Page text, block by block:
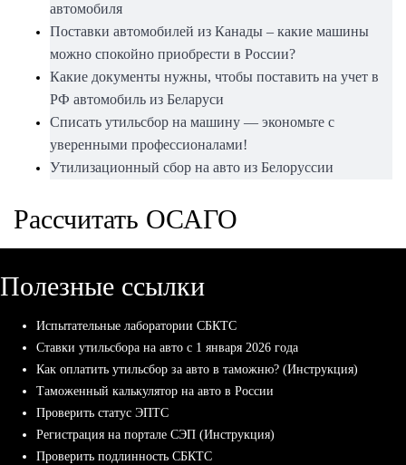
автомобиля
Поставки автомобилей из Канады – какие машины
можно спокойно приобрести в России?
Какие документы нужны, чтобы поставить на учет в
РФ автомобиль из Беларуси
Списать утильсбор на машину — экономьте с
уверенными профессионалами!
Утилизационный сбор на авто из Белоруссии
Рассчитать ОСАГО
Полезные ссылки
Испытательные лаборатории СБКТС
Ставки утильсбора на авто с 1 января 2026 года
Как оплатить утильсбор за авто в таможню? (Инструкция)
Таможенный калькулятор на авто в России
Проверить статус ЭПТС
Регистрация на портале СЭП (Инструкция)
Проверить подлинность СБКТС